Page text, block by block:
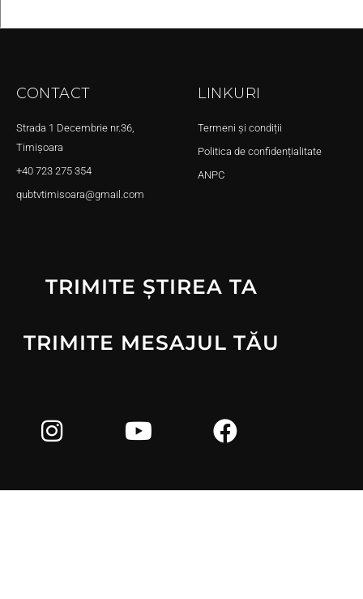
CONTACT
Strada 1 Decembrie nr.36,
Timișoara
+40 723 275 354
qubtvtimisoara@gmail.com
LINKURI
Termeni și condiții
Politica de confidențialitate
ANPC
TRIMITE ȘTIREA TA
TRIMITE MESAJUL TĂU